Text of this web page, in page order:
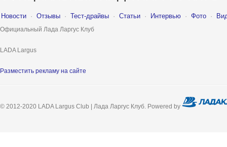
Новости · Отзывы · Тест-драйвы · Статьи · Интервью · Фото ·
Официальный Лада Ларгус Клуб
LADA Largus
Разместить рекламу на сайте
© 2012-2020 LADA Largus Club | Лада Ларгус Клуб. Powered by